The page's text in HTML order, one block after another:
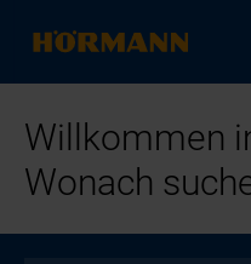
Willkommen
Wonach